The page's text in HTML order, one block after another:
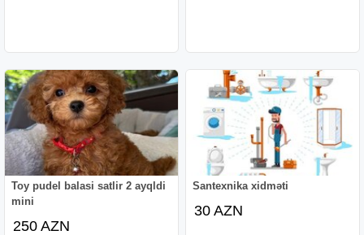
Toy pudel balasi satlir 2 ayqldi
mini
250 AZN
Santexnika xidməti
30 AZN